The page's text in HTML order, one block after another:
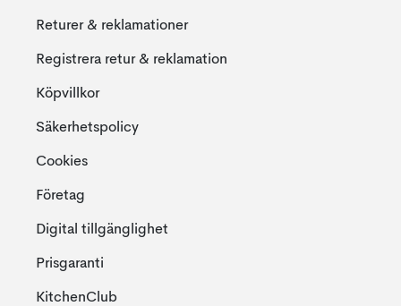
Returer & reklamationer
Registrera retur & reklamation
Köpvillkor
Säkerhetspolicy
Cookies
Företag
Digital tillgänglighet
Prisgaranti
KitchenClub